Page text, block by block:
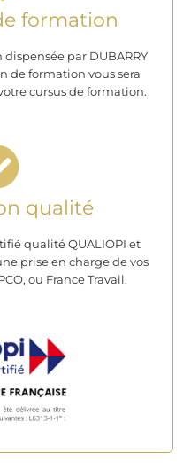
formation
par DUBARRY
de formation vous sera
cursus de formation.
qualité
qualité QUALIOPI et
prise en charge de vos
ou France Travail.